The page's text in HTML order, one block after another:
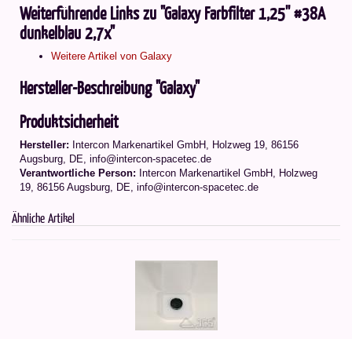
Weiterführende Links zu "Galaxy Farbfilter 1,25'' #38A
dunkelblau 2,7x"
Weitere Artikel von Galaxy
Hersteller-Beschreibung "Galaxy"
Produktsicherheit
Hersteller: Intercon Markenartikel GmbH, Holzweg 19, 86156
Augsburg, DE, info@intercon-spacetec.de
Verantwortliche Person: Intercon Markenartikel GmbH, Holzweg
19, 86156 Augsburg, DE, info@intercon-spacetec.de
Ähnliche Artikel